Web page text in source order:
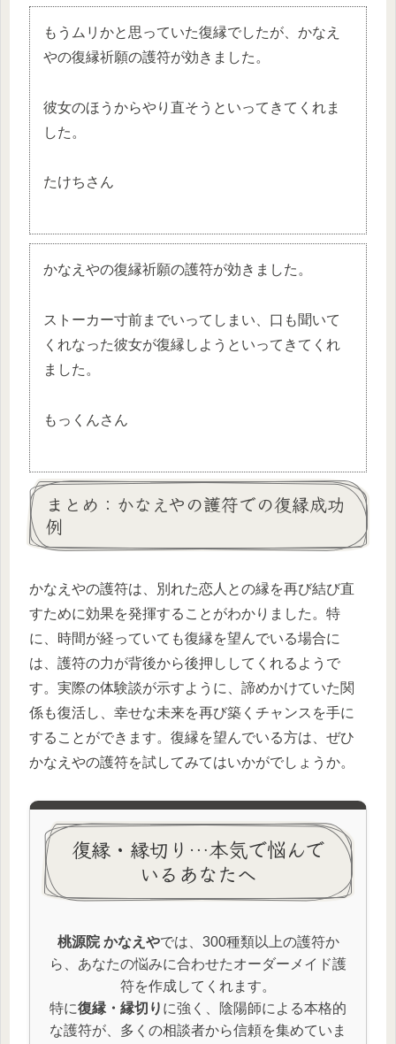
もうムリかと思っていた復縁でしたが、かなえ
やの復縁祈願の護符が効きました。
彼女のほうからやり直そうといってきてくれま
した。
たけちさん
かなえやの復縁祈願の護符が効きました。
ストーカー寸前までいってしまい、口も聞いて
くれなった彼女が復縁しようといってきてくれ
ました。
もっくんさん
まとめ：かなえやの護符での復縁成功
例
かなえやの護符は、別れた恋人との縁を再び結び直
すために効果を発揮することがわかりました。特
に、時間が経っていても復縁を望んでいる場合に
は、護符の力が背後から後押ししてくれるようで
す。実際の体験談が示すように、諦めかけていた関
係も復活し、幸せな未来を再び築くチャンスを手に
することができます。復縁を望んでいる方は、ぜひ
かなえやの護符を試してみてはいかがでしょうか。
復縁・縁切り…本気で悩んで
いるあなたへ
桃源院 かなえやでは、300種類以上の護符か
ら、あなたの悩みに合わせたオーダーメイド護
符を作成してくれます。
特に復縁・縁切り に強く、陰陽師による本格的
な護符が、多くの相談者から信頼を集めていま